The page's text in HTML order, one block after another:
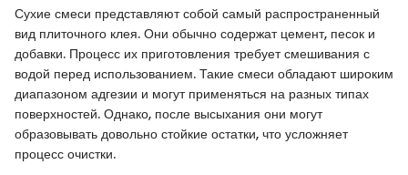
Сухие смеси представляют собой самый распространенный
вид плиточного клея. Они обычно содержат цемент, песок и
добавки. Процесс их приготовления требует смешивания с
водой перед использованием. Такие смеси обладают широким
диапазоном адгезии и могут применяться на разных типах
поверхностей. Однако, после высыхания они могут
образовывать довольно стойкие остатки, что усложняет
процесс очистки.